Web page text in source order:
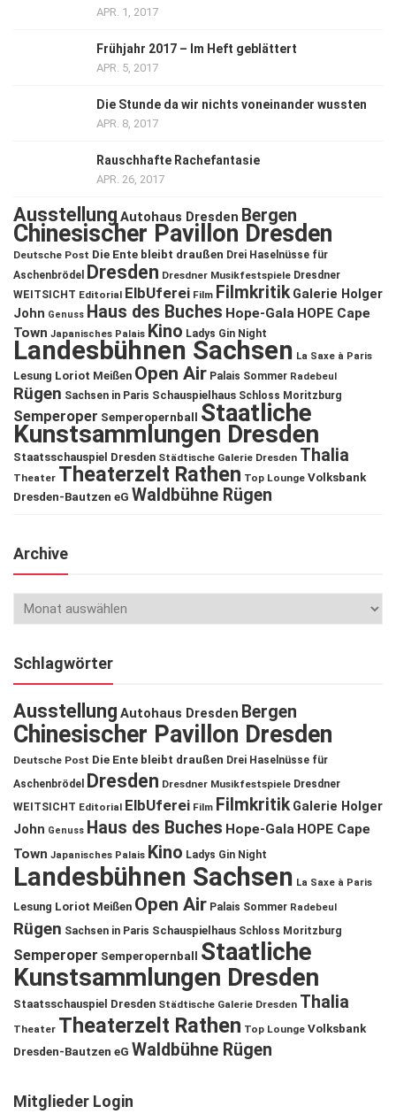
APR. 1, 2017
Frühjahr 2017 – Im Heft geblättert
APR. 5, 2017
Die Stunde da wir nichts voneinander wussten
APR. 8, 2017
Rauschhafte Rachefantasie
APR. 26, 2017
Ausstellung Autohaus Dresden Bergen
Chinesischer Pavillon Dresden
Deutsche Post Die Ente bleibt draußen Drei Haselnüsse für
Aschenbrödel
Dresden Dresdner Musikfestspiele Dresdner
WEITSICHT Editorial ElbUferei Film Filmkritik Galerie Holger
John Genuss Haus des Buches Hope-Gala HOPE Cape
Town Japanisches Palais Kino Ladys Gin Night
Landesbühnen Sachsen La Saxe à Paris
Lesung Loriot Meißen Open Air Palais Sommer Radebeul
Rügen Sachsen in Paris Schauspielhaus Schloss Moritzburg
Semperoper Semperopernball Staatliche
Kunstsammlungen Dresden
Staatsschauspiel Dresden Städtische Galerie Dresden Thalia
Theater Theaterzelt Rathen Top Lounge Volksbank
Dresden-Bautzen eG Waldbühne Rügen
Archive
Schlagwörter
Ausstellung Autohaus Dresden Bergen
Chinesischer Pavillon Dresden
Deutsche Post Die Ente bleibt draußen Drei Haselnüsse für
Aschenbrödel
Dresden Dresdner Musikfestspiele Dresdner
WEITSICHT Editorial ElbUferei Film Filmkritik Galerie Holger
John Genuss Haus des Buches Hope-Gala HOPE Cape
Town Japanisches Palais Kino Ladys Gin Night
Landesbühnen Sachsen La Saxe à Paris
Lesung Loriot Meißen Open Air Palais Sommer Radebeul
Rügen Sachsen in Paris Schauspielhaus Schloss Moritzburg
Semperoper Semperopernball
Staatliche
Kunstsammlungen Dresden
Staatsschauspiel Dresden Städtische Galerie Dresden Thalia
Theater Theaterzelt Rathen Top Lounge Volksbank
Dresden-Bautzen eG Waldbühne Rügen
Mitglieder Login